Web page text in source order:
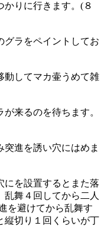
かりに行きます。(８
グラをペイントしてお
動してマカ壷うめて雑
来るのを待ちます。
進を誘い穴にはめま
にを設置するとまた落
舞４回してから二人
を避けてから乱舞す
縦切り１回くらいが丁